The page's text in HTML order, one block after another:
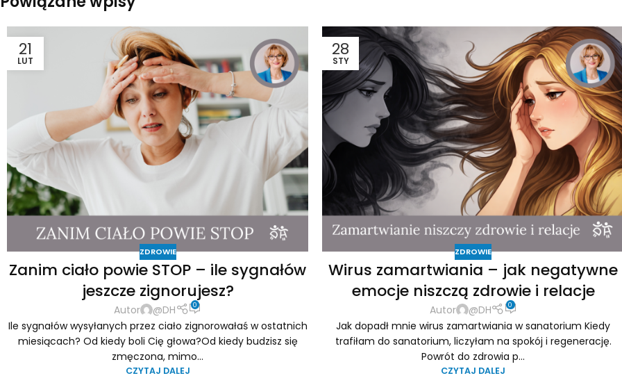
21
LUT
ZDROWIE
Zanim ciało powie STOP – ile sygnałów
jeszcze zignorujesz?
Autor @DH 0
Ile sygnałów wysyłanych przez ciało zignorowałaś w ostatnich
miesiącach? Od kiedy boli Cię głowa?Od kiedy budzisz się
zmęczona, mimo...
CZYTAJ DALEJ
28
STY
ZDROWIE
Wirus zamartwiania – jak negatywne
emocje niszczą zdrowie i relacje
Autor @DH 0
Jak dopadł mnie wirus zamartwiania w sanatorium Kiedy
trafiłam do sanatorium, liczyłam na spokój i regenerację.
Powrót do zdrowia p...
CZYTAJ DALEJ